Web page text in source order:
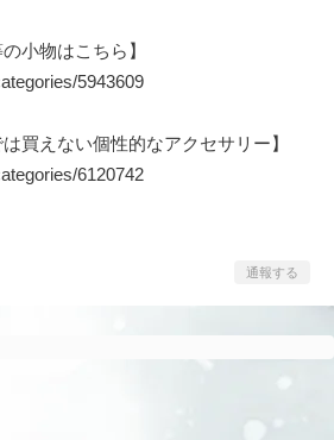
小物はこちら】
5943609
買えない個性的なアクセサリー】
6120742
通報する